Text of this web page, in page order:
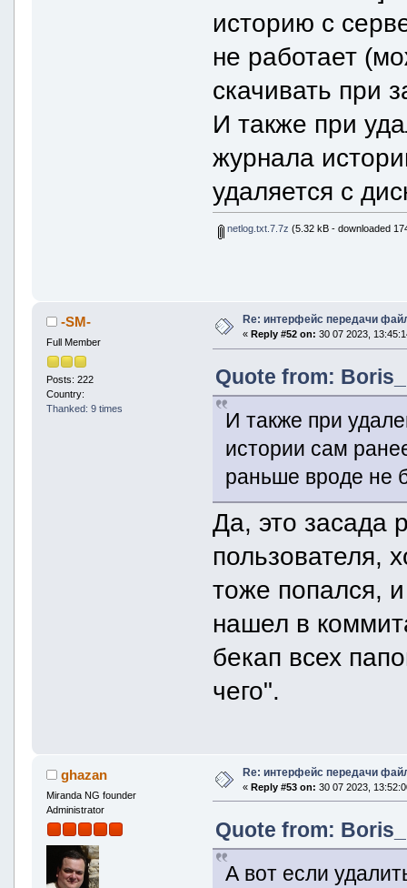
историю с
не работает
скачивать при
И также при
журнала
удаляется с
netlog.txt.7.7z (5.32 kB - downloaded
-SM-
Full Member
Posts: 222
Country:
Thanked: 9 times
Re: интерфейс передачи
« Reply #52 on: 30 07 2023,
Quote from:
И также при
истории сам
раньше вроде не
Да, это засада
пользователя,
тоже попался,
нашел в
бекап всех
чего".
ghazan
Miranda NG founder
Administrator
Re: интерфейс передачи
« Reply #53 on: 30 07 2023,
Quote from:
А вот если